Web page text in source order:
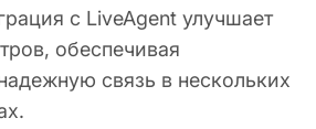
с LiveAgent улучшает
обеспечивая
связь в нескольких